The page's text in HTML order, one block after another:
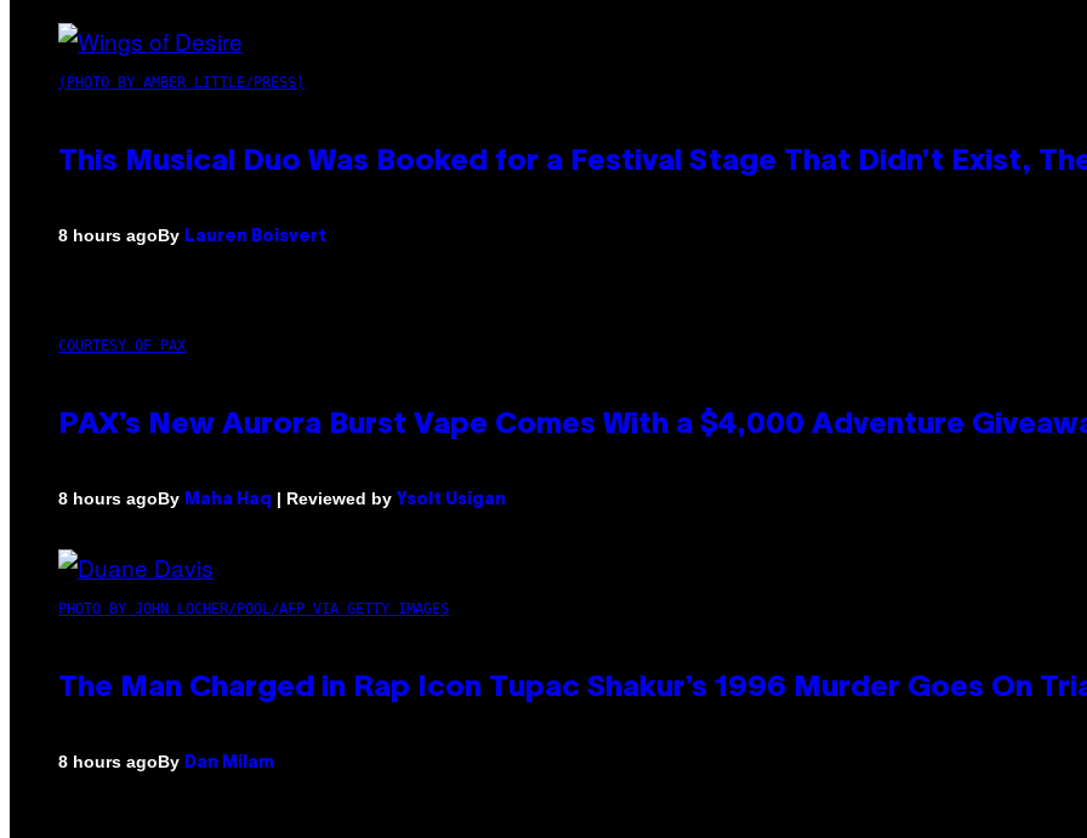
(PHOTO BY AMBER LITTLE/PRESS)
This Musical Duo Was Booked for a Festival Stage That Didn’t Exist,
8 hours agoBy Lauren Boisvert
COURTESY OF PAX
PAX’s New Aurora Burst Vape Comes With a $4,000 Adventure
8 hours agoBy Maha Haq | Reviewed by Ysolt Usigan
PHOTO BY JOHN LOCHER/POOL/AFP VIA GETTY IMAGES
The Man Charged in Rap Icon Tupac Shakur’s 1996 Murder Goes On
8 hours agoBy Dan Milam